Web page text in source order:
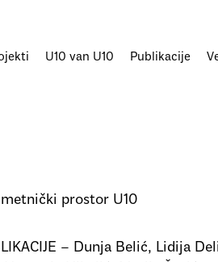
U10 van U10 Publikacije
prostor U10
– Dunja Belić, Lidija